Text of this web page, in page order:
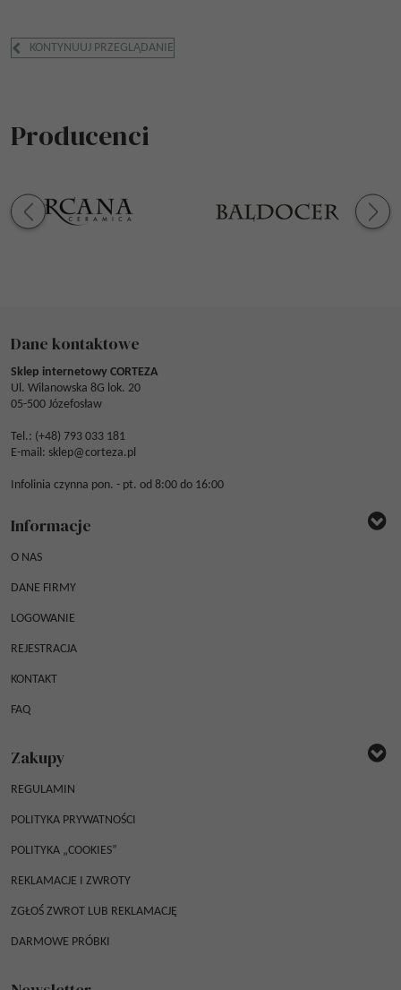
KONTYNUUJ PRZEGLĄDANIE
Producenci
Dane kontaktowe
Sklep internetowy CORTEZA
Ul. Wilanowska 8G lok. 20
05-500 Józefosław
Tel.: (+48) 793 033 181
E-mail: sklep@corteza.pl
Infolinia czynna pon. - pt. od 8:00 do 16:00
Informacje
O NAS
DANE FIRMY
LOGOWANIE
REJESTRACJA
KONTAKT
FAQ
Zakupy
REGULAMIN
POLITYKA PRYWATNOŚCI
POLITYKA „COOKIES”
REKLAMACJE I ZWROTY
ZGŁOŚ ZWROT LUB REKLAMACJĘ
DARMOWE PRÓBKI